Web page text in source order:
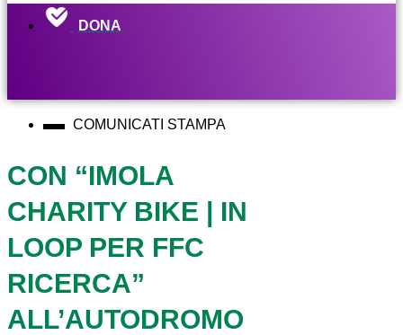
DONA
COMUNICATI STAMPA
CON “IMOLA
CHARITY BIKE | IN
LOOP PER FFC
RICERCA”
ALL’AUTODROMO